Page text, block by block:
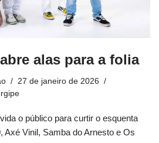
alas para a folia
27 de janeiro de 2026
o público para curtir o esquenta
Axé Vinil, Samba do Arnesto e Os